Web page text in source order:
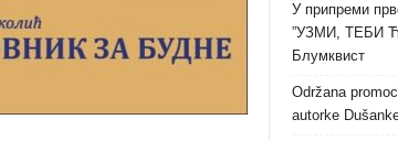
У припреми
”УЗМИ, ТЕБИ
Блумквист
Održana
autorke